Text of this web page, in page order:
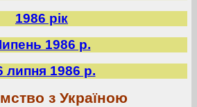
1986 рік
1986 р.
липня 1986 р.
з Україною